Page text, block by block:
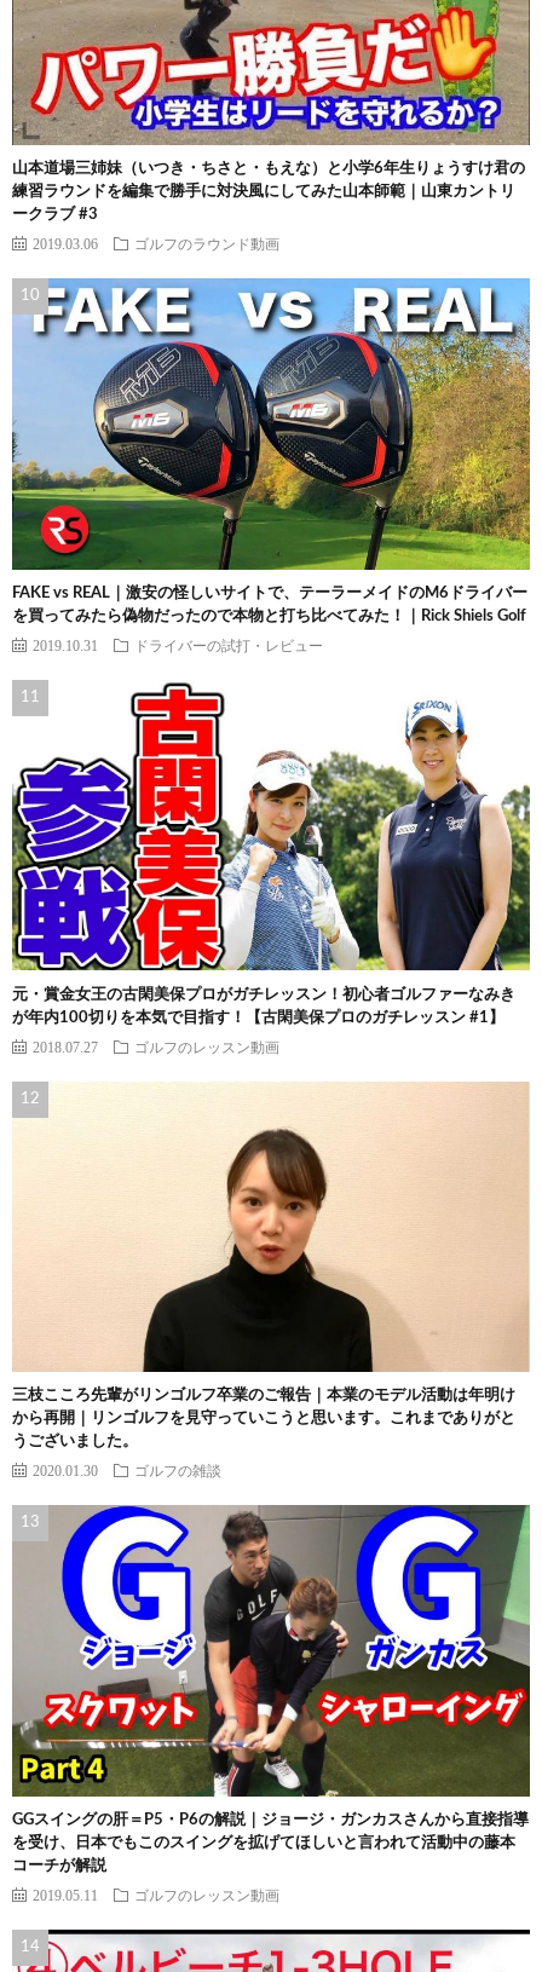
山本道場三姉妹（いつき・ちさと・もえな）と小学6年生りょうすけ君の
練習ラウンドを編集で勝手に対決風にしてみた山本師範｜山東カントリ
ークラブ #3
2019.03.06 ゴルフのラウンド動画
FAKE vs REAL｜激安の怪しいサイトで、テーラーメイドのM6ドライバー
を買ってみたら偽物だったので本物と打ち比べてみた！｜Rick Shiels Golf
2019.10.31 ドライバーの試打・レビュー
元・賞金女王の古閑美保プロがガチレッスン！初心者ゴルファーなみき
が年内100切りを本気で目指す！【古閑美保プロのガチレッスン #1】
2018.07.27 ゴルフのレッスン動画
三枝こころ先輩がリンゴルフ卒業のご報告｜本業のモデル活動は年明け
から再開｜リンゴルフを見守っていこうと思います。これまでありがと
うございました。
2020.01.30 ゴルフの雑談
GGスイングの肝＝P5・P6の解説｜ジョージ・ガンカスさんから直接指導
を受け、日本でもこのスイングを拡げてほしいと言われて活動中の藤本
コーチが解説
2019.05.11 ゴルフのレッスン動画